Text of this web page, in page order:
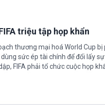
triệu tập họp khẩn
thương mại hoá World Cup bị
sức ép tài chính để đổi lấy
FIFA phải tổ chức cuộc họp